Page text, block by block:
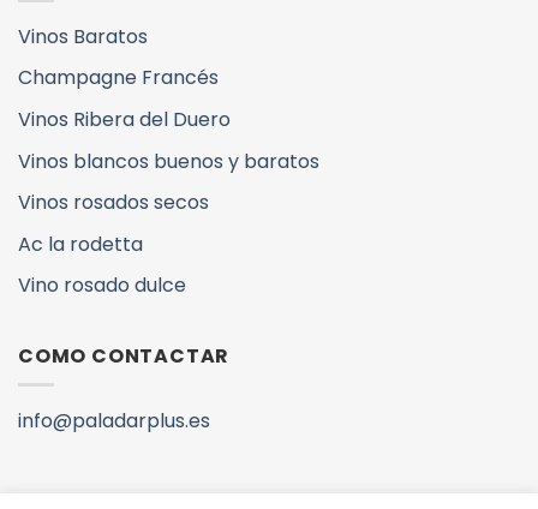
Vinos Baratos
Champagne Francés
Vinos Ribera del Duero
Vinos blancos buenos y baratos
Vinos rosados secos
Ac la rodetta
Vino rosado dulce
COMO CONTACTAR
info@paladarplus.es